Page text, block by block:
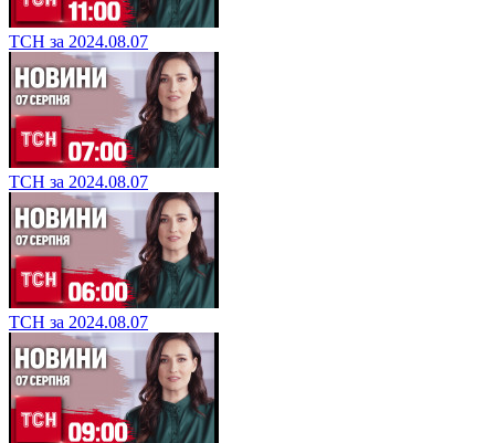
ТСН за 2024.08.07
ТСН за 2024.08.07
ТСН за 2024.08.07